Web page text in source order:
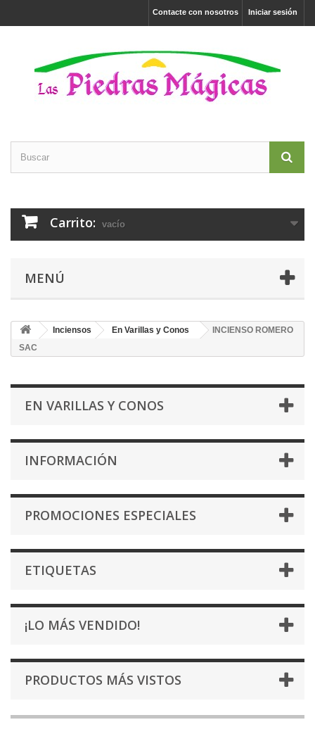
Iniciar sesión
Contacte con nosotros
Carrito: vacío
MENÚ
Inciensos En Varillas y Conos
INCIENSO ROMERO
SAC
EN VARILLAS Y CONOS
INFORMACIÓN
PROMOCIONES ESPECIALES
ETIQUETAS
¡LO MÁS VENDIDO!
PRODUCTOS MÁS VISTOS